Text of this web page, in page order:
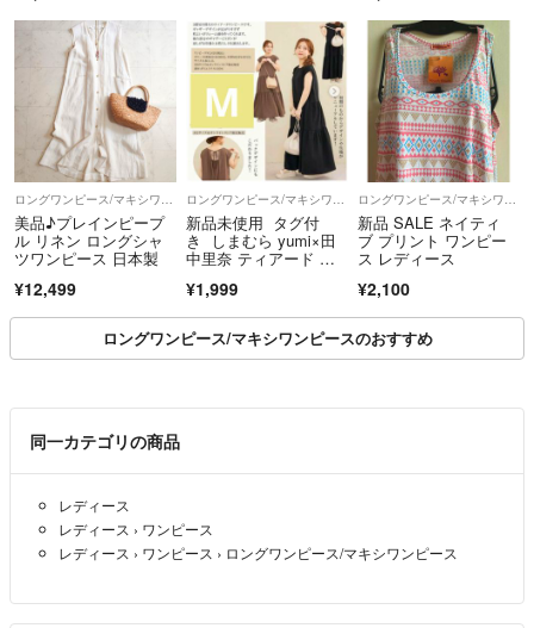
美品♪プレインピープ
ル リネン ロングシャ
ツワンピース 日本製
¥12,499
新品未使用 タグ付
き しまむら yumi×田
中里奈 ティアード ロ
¥1,999
新品 SALE ネイティ
ブ プリント ワンピー
ス レディース
¥2,100
ロングワンピース/マキシワンピースのおすすめ
同一カテゴリの商品
レディース
レディース › ワンピース
レディース › ワンピース › ロングワンピース/マキシワンピース